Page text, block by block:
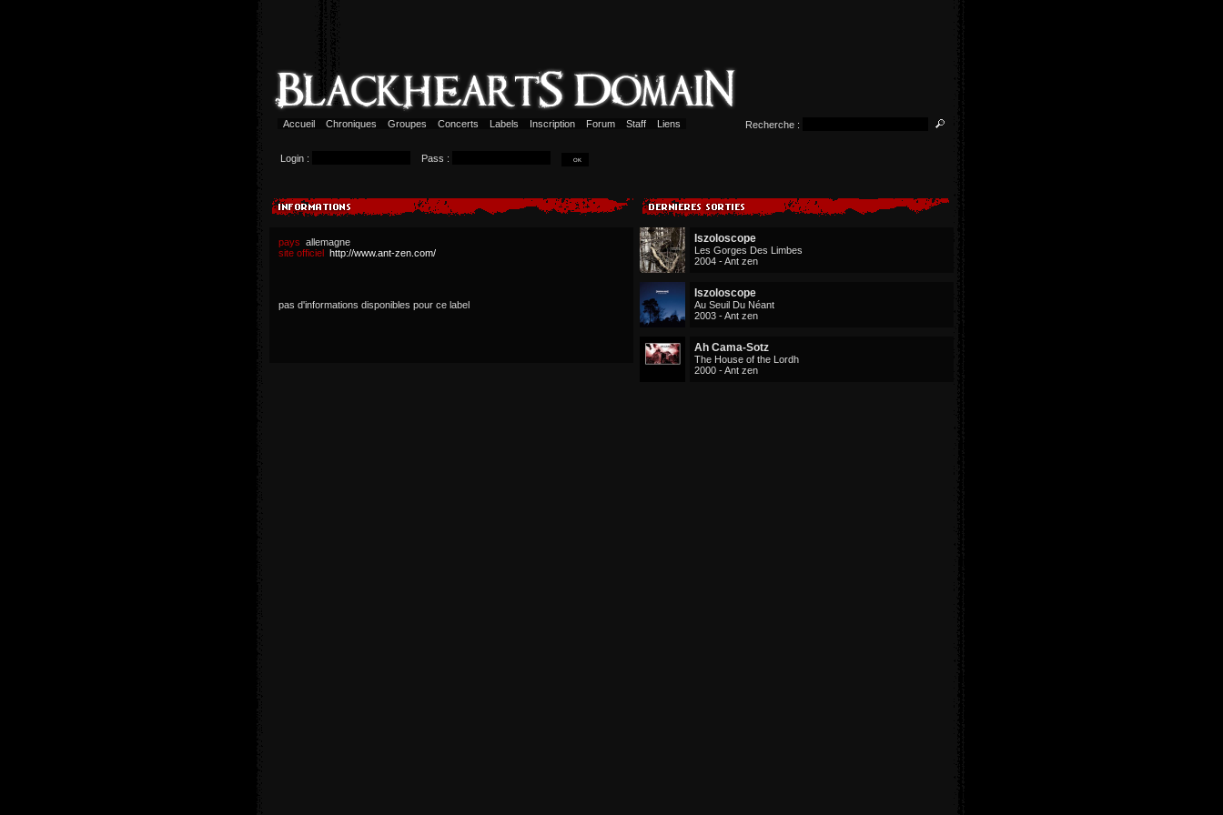
Accueil Chroniques Groupes Concerts Labels Inscription Forum Staff Liens Recherche :
Login : Pass :
pays allemagne
site officiel http://www.ant-zen.com/
pas d'informations disponibles pour ce label
Iszoloscope
Les Gorges Des Limbes
2004 - Ant zen
Iszoloscope
Au Seuil Du Néant
2003 - Ant zen
Ah Cama-Sotz
The House of the Lordh
2000 - Ant zen